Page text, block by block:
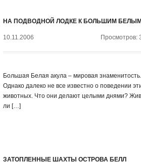
НА ПОДВОДНОЙ ЛОДКЕ К БОЛЬШИМ
10.11.2006 Просмотров:
Большая Белая акула – мировая знаменитость.
Однако далеко не все известно о поведении
животных. Что они делают целыми днями?
ли […]
ЗАТОПЛЕННЫЕ ШАХТЫ ОСТРОВА БЕЛЛ